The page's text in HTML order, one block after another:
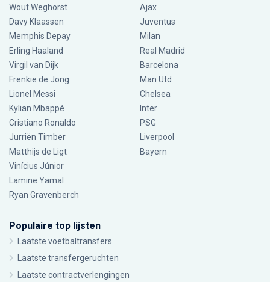
Wout Weghorst
Davy Klaassen
Memphis Depay
Erling Haaland
Virgil van Dijk
Frenkie de Jong
Lionel Messi
Kylian Mbappé
Cristiano Ronaldo
Jurriën Timber
Matthijs de Ligt
Vinícius Júnior
Lamine Yamal
Ryan Gravenberch
Ajax
Juventus
Milan
Real Madrid
Barcelona
Man Utd
Chelsea
Inter
PSG
Liverpool
Bayern
Populaire top lijsten
Laatste voetbaltransfers
Laatste transfergeruchten
Laatste contractverlengingen